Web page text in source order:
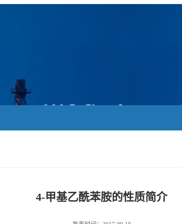
4-甲基乙酰苯胺的性质简介